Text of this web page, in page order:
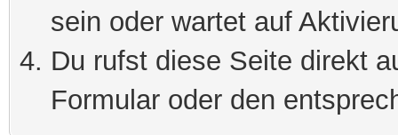
sein oder wartet auf
Du rufst diese Seite direkt
Formular oder den